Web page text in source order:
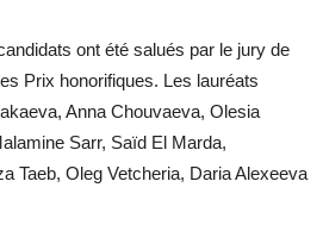
ont été salués par le jury de
Prix honorifiques. Les lauréats
Anna Chouvaeva, Olesia
Sarr, Saïd El Marda,
Taeb, Oleg Vetcheria, Daria Alexeeva